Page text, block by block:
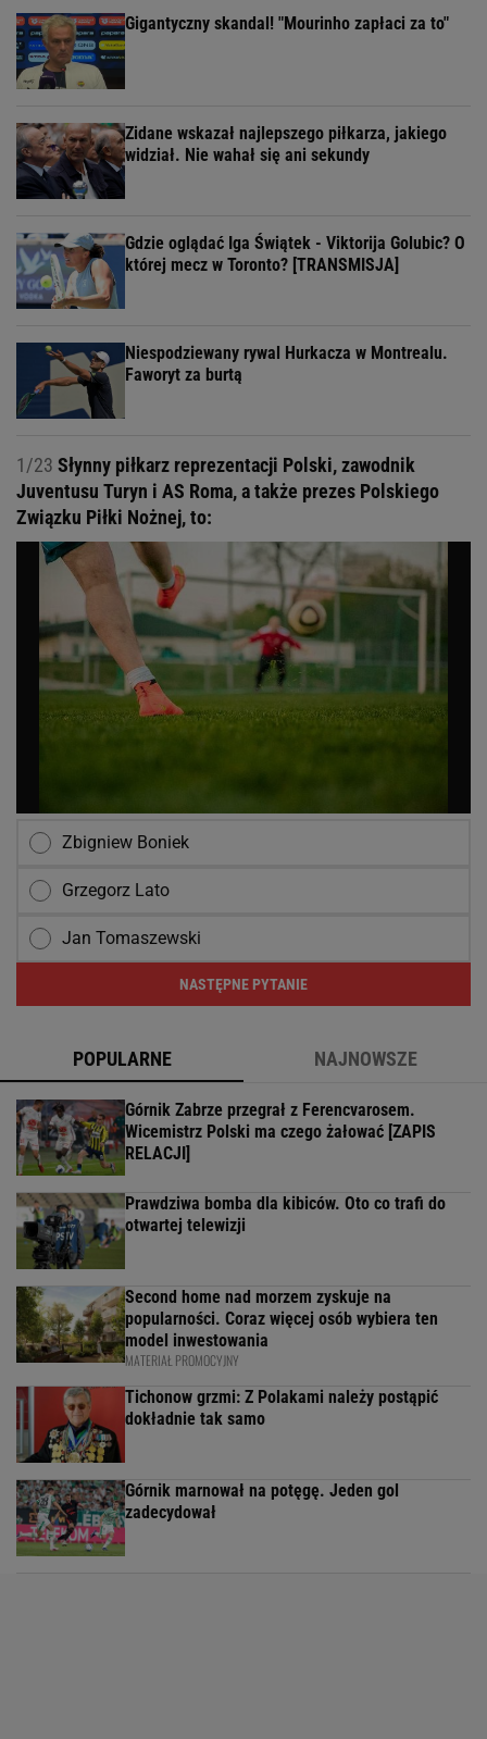
Gigantyczny skandal! "Mourinho zapłaci za to"
Zidane wskazał najlepszego piłkarza, jakiego
widział. Nie wahał się ani sekundy
Gdzie oglądać Iga Świątek - Viktorija Golubic? O
której mecz w Toronto? [TRANSMISJA]
Niespodziewany rywal Hurkacza w Montrealu.
Faworyt za burtą
1/23 Słynny piłkarz reprezentacji Polski, zawodnik
Juventusu Turyn i AS Roma, a także prezes Polskiego
Związku Piłki Nożnej, to:
Zbigniew Boniek
Grzegorz Lato
Jan Tomaszewski
NASTĘPNE PYTANIE
POPULARNE NAJNOWSZE
Górnik Zabrze przegrał z Ferencvarosem.
Wicemistrz Polski ma czego żałować [ZAPIS
RELACJI]
Prawdziwa bomba dla kibiców. Oto co trafi do
otwartej telewizji
Second home nad morzem zyskuje na
popularności. Coraz więcej osób wybiera ten
model inwestowania
MATERIAŁ PROMOCYJNY
Tichonow grzmi: Z Polakami należy postąpić
dokładnie tak samo
Górnik marnował na potęgę. Jeden gol
zadecydował